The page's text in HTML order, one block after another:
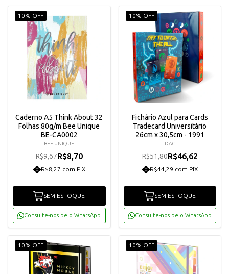
10% OFF
Caderno A5 Think About 32
Folhas 80g/m Bee Unique
BE-CA0002
BEE UNIQUE
R$9,67R$8,70
R$8,27 com PIX
SEM ESTOQUE
Consulte-nos pelo WhatsApp
10% OFF
Fichário Azul para Cards
Tradecard Universitário
26cm x 30,5cm - 1991
DAC
R$51,80R$46,62
R$44,29 com PIX
SEM ESTOQUE
Consulte-nos pelo WhatsApp
10% OFF 10% OFF